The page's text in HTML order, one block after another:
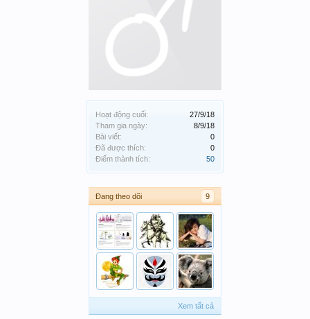
Hoạt động cuối:
27/9/18
Tham gia ngày:
8/9/18
Bài viết:
0
Đã được thích:
0
Điểm thành tích:
50
Đang theo dõi 9
Xem tất cả